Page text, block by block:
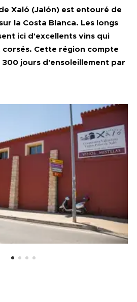
Xaló (Jalón) est entouré de
la Costa Blanca. Les longs
ici d'excellents vins qui
Cette région compte
300 jours d'ensoleillement par